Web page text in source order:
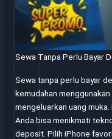
Sewa Tanpa Perlu Bayar
Sewa tanpa perlu bayar
kemudahan
mengeluarkan uang
Anda bisa menikmati
deposit. Pilih iPhone